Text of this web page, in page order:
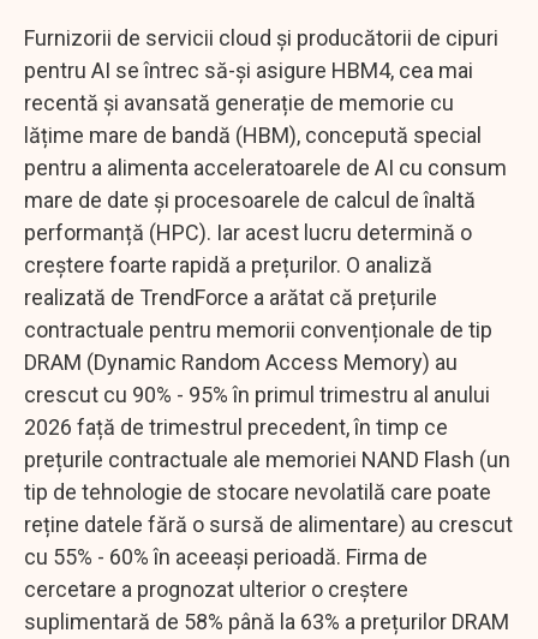
Furnizorii de servicii cloud și producătorii de cipuri
pentru AI se întrec să-și asigure HBM4, cea mai
recentă și avansată generație de memorie cu
lățime mare de bandă (HBM), concepută special
pentru a alimenta acceleratoarele de AI cu consum
mare de date și procesoarele de calcul de înaltă
performanță (HPC). Iar acest lucru determină o
creștere foarte rapidă a prețurilor. O analiză
realizată de TrendForce a arătat că prețurile
contractuale pentru memorii convenționale de tip
DRAM (Dynamic Random Access Memory) au
crescut cu 90% - 95% în primul trimestru al anului
2026 față de trimestrul precedent, în timp ce
prețurile contractuale ale memoriei NAND Flash (un
tip de tehnologie de stocare nevolatilă care poate
reține datele fără o sursă de alimentare) au crescut
cu 55% - 60% în aceeași perioadă. Firma de
cercetare a prognozat ulterior o creștere
suplimentară de 58% până la 63% a prețurilor DRAM